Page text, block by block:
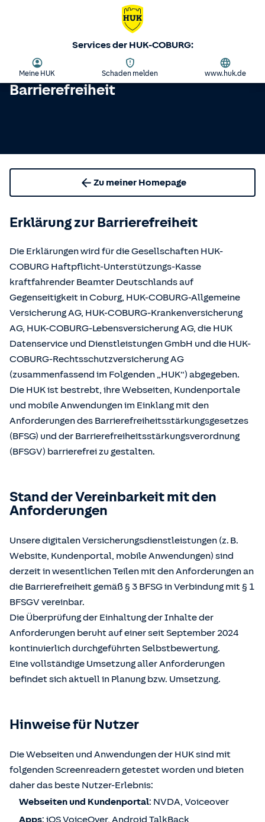
Services der HUK-COBURG:
Meine HUK Schaden melden www.huk.de
Barrierefreiheit
Zu meiner Homepage
Erklärung zur Barrierefreiheit
Die Erklärungen wird für die Gesellschaften HUK-
COBURG Haftpflicht-Unterstützungs-Kasse
kraftfahrender Beamter Deutschlands auf
Gegenseitigkeit in Coburg, HUK-COBURG-Allgemeine
Versicherung AG, HUK-COBURG-Krankenversicherung
AG, HUK-COBURG-Lebensversicherung AG, die HUK
Datenservice und Dienstleistungen GmbH und die HUK-
COBURG-Rechtsschutzversicherung AG
(zusammenfassend im Folgenden „HUK“) abgegeben.
Die HUK ist bestrebt, ihre Webseiten, Kundenportale
und mobile Anwendungen im Einklang mit den
Anforderungen des Barrierefreiheitsstärkungsgesetzes
(BFSG) und der Barrierefreiheitsstärkungsverordnung
(BFSGV) barrierefrei zu gestalten.
Stand der Vereinbarkeit mit den
Anforderungen
Unsere digitalen Versicherungsdienstleistungen (z. B.
Website, Kundenportal, mobile Anwendungen) sind
derzeit in wesentlichen Teilen mit den Anforderungen an
die Barrierefreiheit gemäß § 3 BFSG in Verbindung mit § 1
BFSGV vereinbar.
Die Überprüfung der Einhaltung der Inhalte der
Anforderungen beruht auf einer seit September 2024
kontinuierlich durchgeführten Selbstbewertung.
Eine vollständige Umsetzung aller Anforderungen
befindet sich aktuell in Planung bzw. Umsetzung.
Hinweise für Nutzer
Die Webseiten und Anwendungen der HUK sind mit
folgenden Screenreadern getestet worden und bieten
daher das beste Nutzer-Erlebnis:
Webseiten und Kundenportal: NVDA, Voiceover
Apps: iOS VoiceOver, Android TalkBack